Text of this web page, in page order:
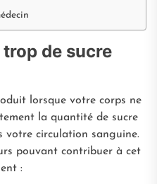
de sucre
lorsque votre corps ne
la quantité de sucre
votre circulation sanguine.
pouvant contribuer à cet
: